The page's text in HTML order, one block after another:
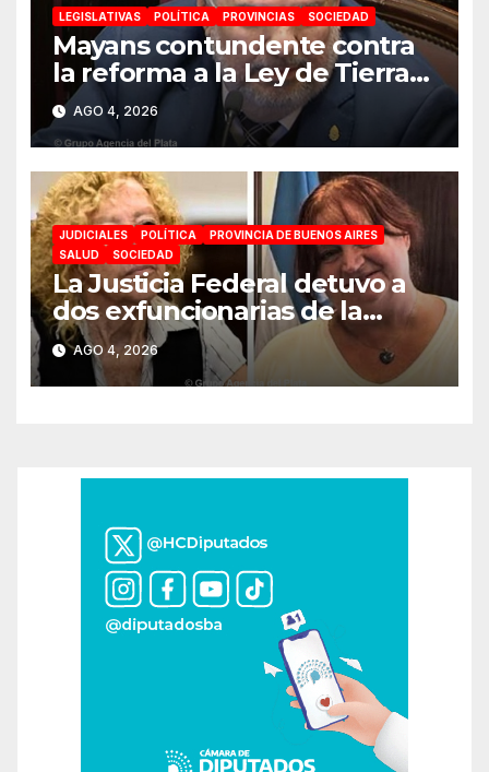
LEGISLATIVAS POLÍTICA PROVINCIAS SOCIEDAD
Mayans contundente contra
la reforma a la Ley de Tierras:
«Esta ley vende el país»
AGO 4, 2026
JUDICIALES POLÍTICA
PROVINCIA DE BUENOS AIRES
SALUD
SOCIEDAD
La Justicia Federal detuvo a
dos exfuncionarias de la
ANMAT y el INAME por la
causa del fentanilo
contaminado
AGO 4, 2026